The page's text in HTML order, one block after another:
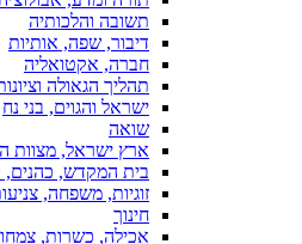
תשובה והלכותיה
דיבור, שפה, אותיות
חברה, אקטואליה
תהליך הגאולה
ישראל והגוים, בני נח
שואה
ארץ ישראל, מצוות
בית המקדש, כהנים,
זוגיות, משפחה,
חינוך
אכילה, כשרות,